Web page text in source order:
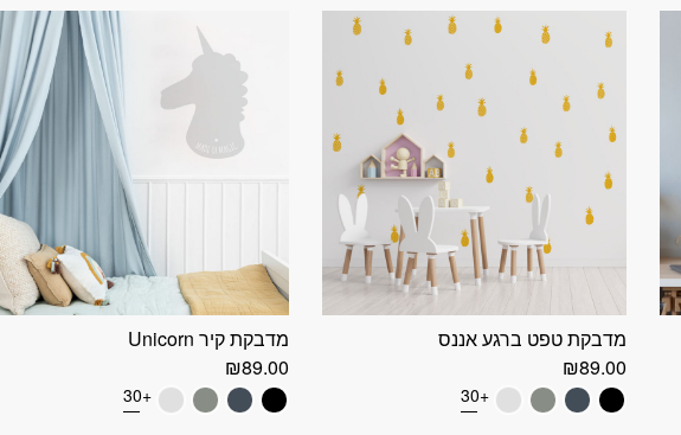
מדבקת טפט ברגע אננס
₪89.00
+30
מדבקת קיר Unicorn
₪89.00
+30